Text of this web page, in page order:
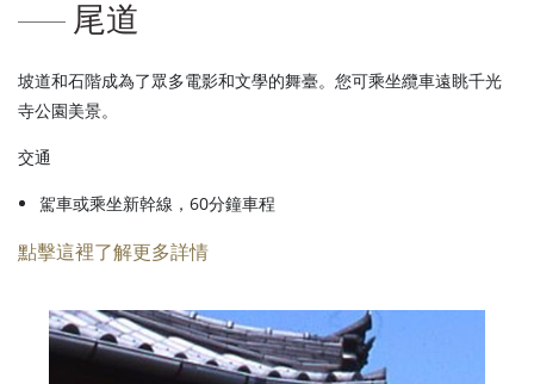
尾道
坡道和石階成為了眾多電影和文學的舞臺。您可乘坐纜車遠眺千光
寺公園美景。
交通
駕車或乘坐新幹線，60分鐘車程
點擊這裡了解更多詳情